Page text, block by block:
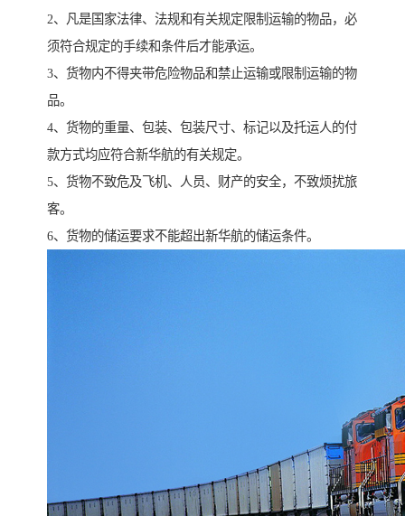
2、凡是国家法律、法规和有关规定限制运输的物品，必
须符合规定的手续和条件后才能承运。
3、货物内不得夹带危险物品和禁止运输或限制运输的物
品。
4、货物的重量、包装、包装尺寸、标记以及托运人的付
款方式均应符合新华航的有关规定。
5、货物不致危及飞机、人员、财产的安全，不致烦扰旅
客。
6、货物的储运要求不能超出新华航的储运条件。